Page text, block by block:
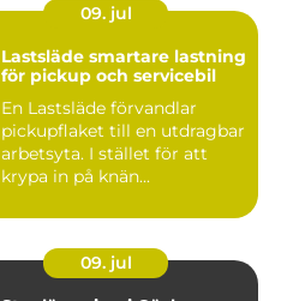
09. jul
Lastsläde smartare lastning
för pickup och servicebil
En Lastsläde förvandlar
pickupflaket till en utdragbar
arbetsyta. I stället för att
krypa in på knän...
09. jul